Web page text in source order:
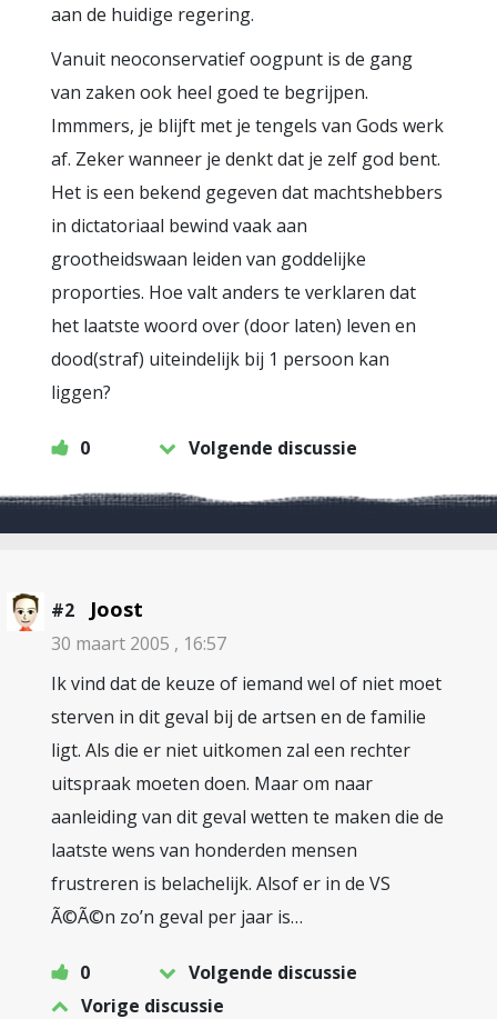
aan de huidige regering.
Vanuit neoconservatief oogpunt is de gang
van zaken ook heel goed te begrijpen.
Immmers, je blijft met je tengels van Gods werk
af. Zeker wanneer je denkt dat je zelf god bent.
Het is een bekend gegeven dat machtshebbers
in dictatoriaal bewind vaak aan
grootheidswaan leiden van goddelijke
proporties. Hoe valt anders te verklaren dat
het laatste woord over (door laten) leven en
dood(straf) uiteindelijk bij 1 persoon kan
liggen?
0 Volgende discussie
#2 Joost
30 maart 2005 , 16:57
Ik vind dat de keuze of iemand wel of niet moet
sterven in dit geval bij de artsen en de familie
ligt. Als die er niet uitkomen zal een rechter
uitspraak moeten doen. Maar om naar
aanleiding van dit geval wetten te maken die de
laatste wens van honderden mensen
frustreren is belachelijk. Alsof er in de VS
Ã©Ã©n zo’n geval per jaar is…
0
Volgende discussie
Vorige discussie